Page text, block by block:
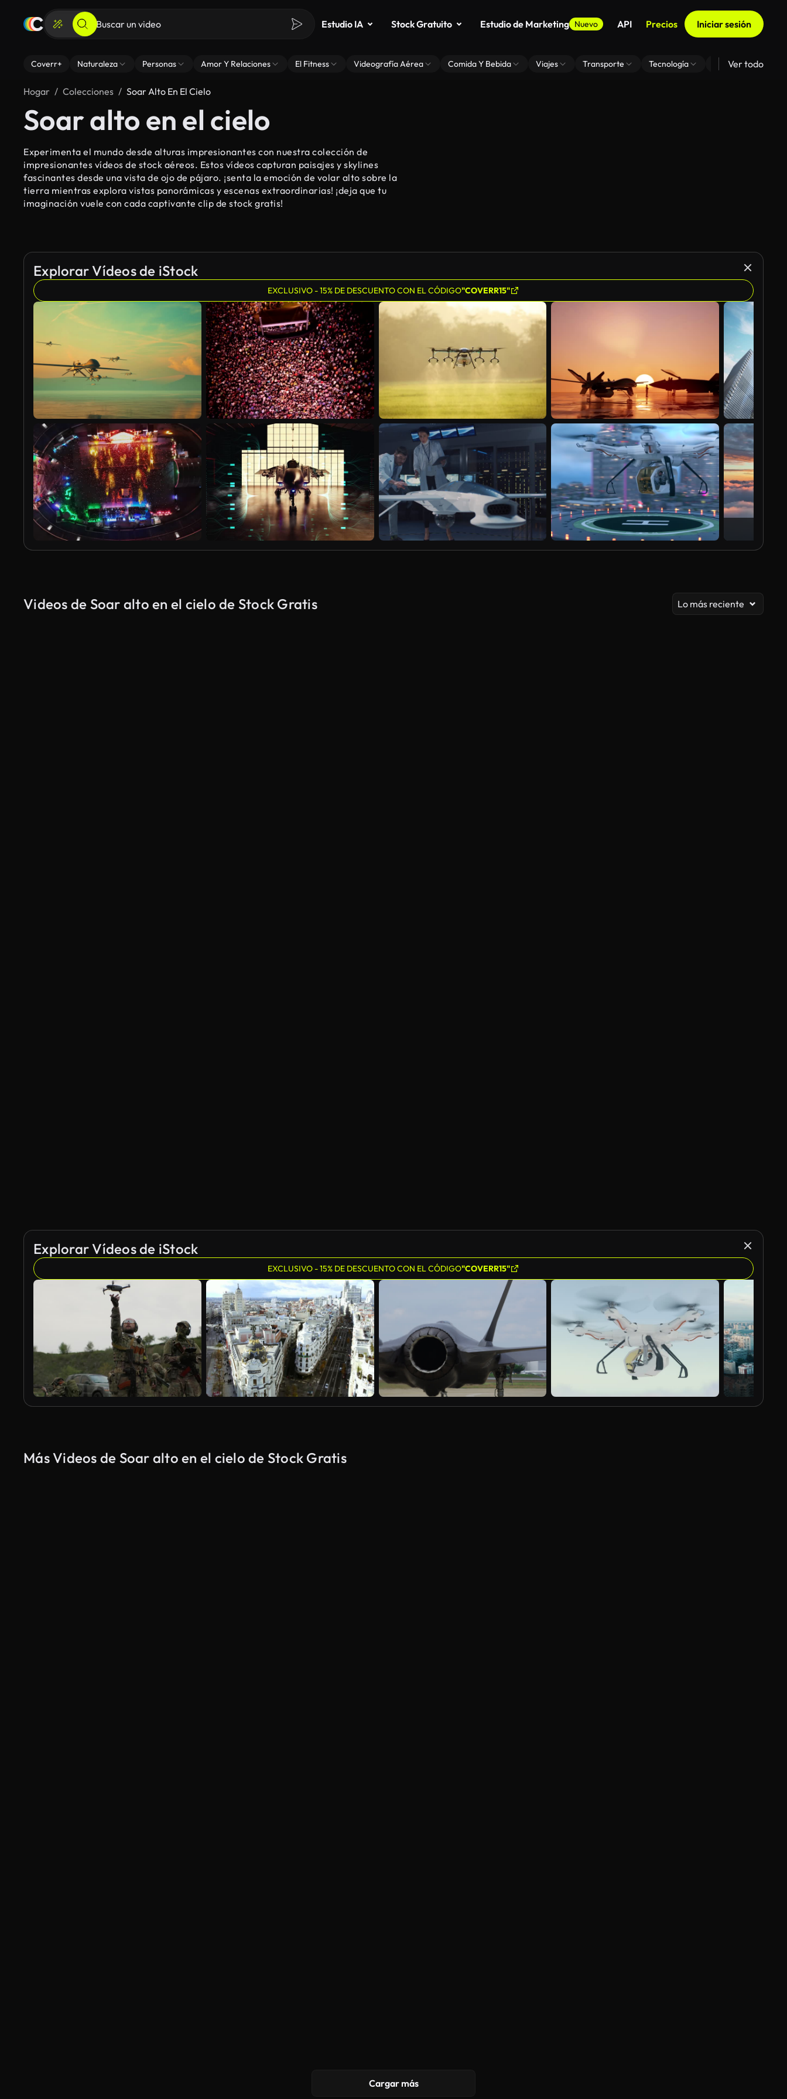
Estudio IA Stock Gratuito Estudio de Marketing Nuevo API Precios Iniciar sesión
Coverr+ Naturaleza Personas Amor Y Relaciones El Fitness Videografía Aérea Comida Y Bebida Viajes Transporte Tecnología Zoom De Fondo
Ver todo
Hogar Colecciones Soar Alto En El Cielo
Soar alto en el cielo
Experimenta el mundo desde alturas impresionantes con nuestra colección de
impresionantes vídeos de stock aéreos. Estos vídeos capturan paisajes y skylines
fascinantes desde una vista de ojo de pájaro. ¡senta la emoción de volar alto sobre la
tierra mientras explora vistas panorámicas y escenas extraordinarias! ¡deja que tu
imaginación vuele con cada captivante clip de stock gratis!
Explorar Vídeos de iStock
EXCLUSIVO - 15% DE DESCUENTO CON EL CÓDIGO"COVERR15"
Videos de Soar alto en el cielo de Stock Gratis Lo más reciente
Explorar Vídeos de iStock
EXCLUSIVO - 15% DE DESCUENTO CON EL CÓDIGO"COVERR15"
Más Videos de Soar alto en el cielo de Stock Gratis
Cargar más